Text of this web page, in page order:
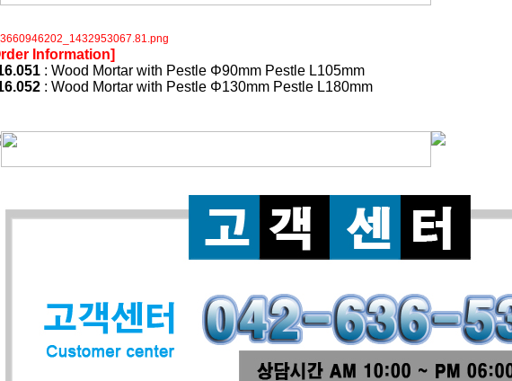
Information]
: Wood Mortar with Pestle Φ90mm Pestle L105mm
: Wood Mortar with Pestle Φ130mm Pestle L180mm